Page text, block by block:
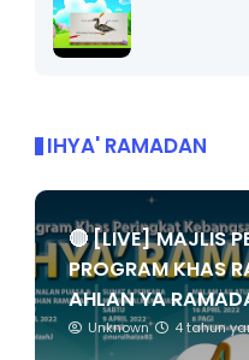
IHYA' RAMADAN
🔴 [LIVE] MAJLIS
PROGRAM KHAS
AHLAN YA
Unknown 4 tahun